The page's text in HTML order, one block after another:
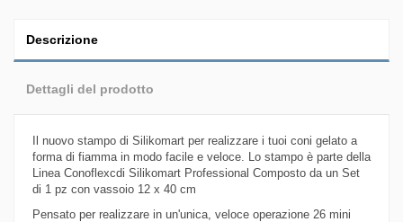
Descrizione
Dettagli del prodotto
Il nuovo stampo di Silikomart per realizzare i tuoi coni gelato a
forma di fiamma in modo facile e veloce. Lo stampo è parte della
Linea Conoflexcdi Silikomart Professional Composto da un Set
di 1 pz con vassoio 12 x 40 cm
Pensato per realizzare in un'unica, veloce operazione 26 mini